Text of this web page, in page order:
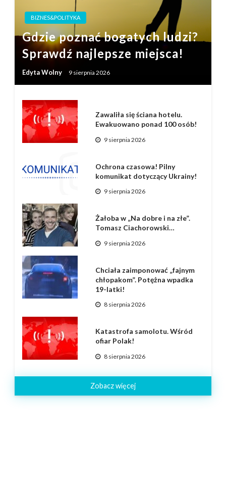
BIZNES&POLITYKA
Gdzie poznać bogatych ludzi?
Sprawdź najlepsze miejsca!
Edyta Wolny 9 sierpnia 2026
Zawaliła się ściana hotelu.
Ewakuowano ponad 100 osób!
9 sierpnia 2026
Ochrona czasowa! Pilny
komunikat dotyczący Ukrainy!
9 sierpnia 2026
Żałoba w „Na dobre i na złe”.
Tomasz Ciachorowski…
9 sierpnia 2026
Chciała zaimponować „fajnym
chłopakom”. Potężna wpadka
19-latki!
8 sierpnia 2026
Katastrofa samolotu. Wśród
ofiar Polak!
8 sierpnia 2026
Zobacz więcej